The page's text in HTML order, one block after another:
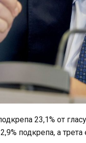
23,1% от
подкрепа, а трета